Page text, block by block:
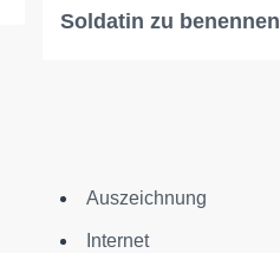
Soldatin zu benennen
Auszeichnung
Internet